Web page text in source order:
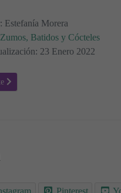
Estefanía Morera
Zumos, Batidos y Cócteles
23 Enero 2022
para hacer smoothie energético
Leche Dorada con
Pinterest